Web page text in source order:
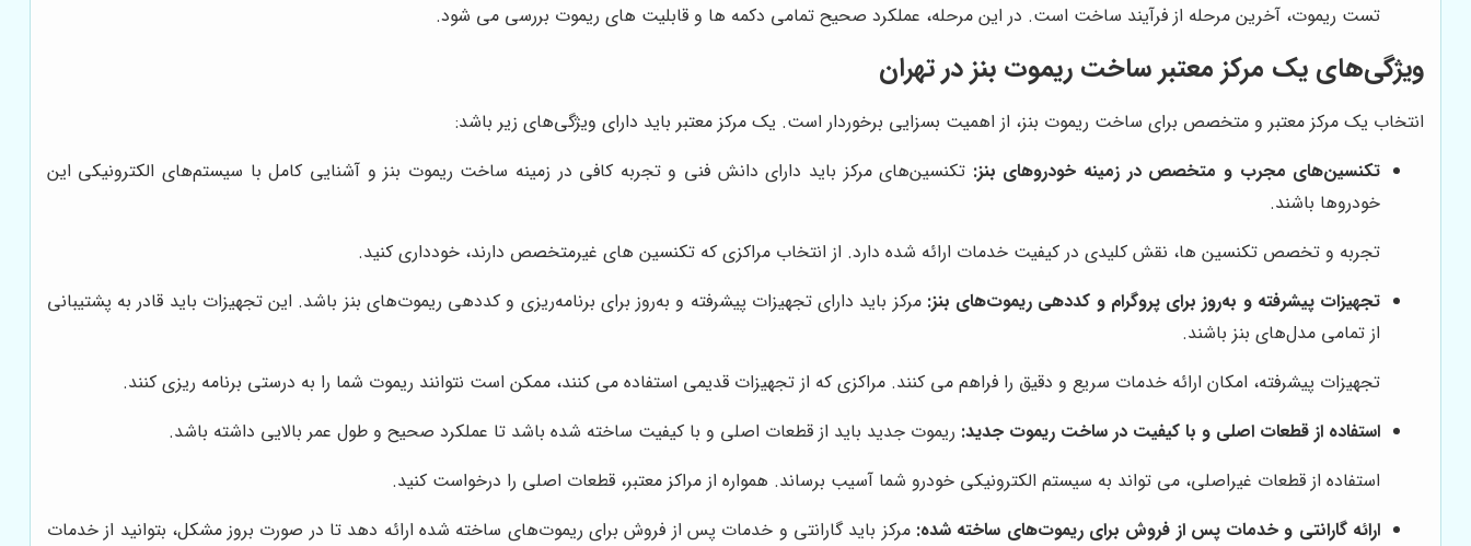
تست ریموت، آخرین مرحله از فرآیند ساخت است. در این مرحله، عملکرد صحیح تمامی دکمه ها و قابلیت های ریموت بررسی می شود.
ویژگی‌های یک مرکز معتبر ساخت ریموت بنز در تهران
انتخاب یک مرکز معتبر و متخصص برای ساخت ریموت بنز، از اهمیت بسزایی برخوردار است. یک مرکز معتبر باید دارای ویژگی‌های زیر باشد:
تکنسین‌های مجرب و متخصص در زمینه خودروهای بنز: تکنسین‌های مرکز باید دارای دانش فنی و تجربه کافی در زمینه ساخت ریموت بنز و آشنایی کامل با سیستم‌های الکترونیکی این
خودروها باشند.
تجربه و تخصص تکنسین ها، نقش کلیدی در کیفیت خدمات ارائه شده دارد. از انتخاب مراکزی که تکنسین های غیرمتخصص دارند، خودداری کنید.
تجهیزات پیشرفته و به‌روز برای پروگرام و کددهی ریموت‌های بنز: مرکز باید دارای تجهیزات پیشرفته و به‌روز برای برنامه‌ریزی و کددهی ریموت‌های بنز باشد. این تجهیزات باید قادر به پشتیبانی
از تمامی مدل‌های بنز باشند.
تجهیزات پیشرفته، امکان ارائه خدمات سریع و دقیق را فراهم می کنند. مراکزی که از تجهیزات قدیمی استفاده می کنند، ممکن است نتوانند ریموت شما را به درستی برنامه ریزی کنند.
استفاده از قطعات اصلی و با کیفیت در ساخت ریموت جدید: ریموت جدید باید از قطعات اصلی و با کیفیت ساخته شده باشد تا عملکرد صحیح و طول عمر بالایی داشته باشد.
استفاده از قطعات غیراصلی، می تواند به سیستم الکترونیکی خودرو شما آسیب برساند. همواره از مراکز معتبر، قطعات اصلی را درخواست کنید.
ارائه گارانتی و خدمات پس از فروش برای ریموت‌های ساخته شده: مرکز باید گارانتی و خدمات پس از فروش برای ریموت‌های ساخته شده ارائه دهد تا در صورت بروز مشکل، بتوانید از خدمات